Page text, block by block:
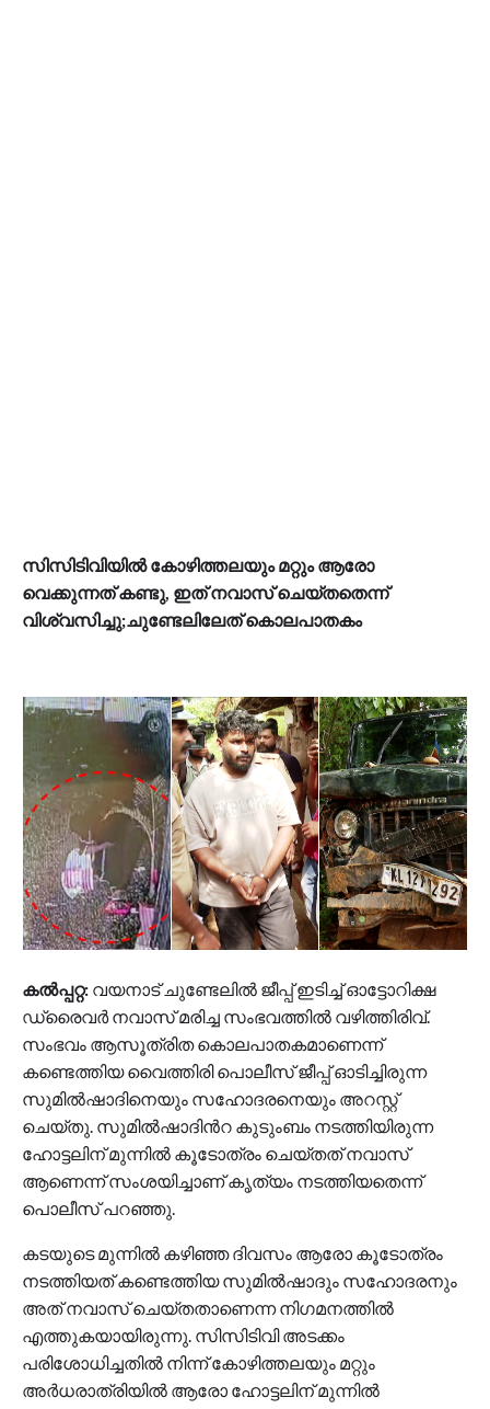
സിസിടിവിയിൽ കോഴിത്തലയും മറ്റും ആരോ
വെക്കുന്നത് കണ്ടു, ഇത് നവാസ് ചെയ്തതെന്ന്
വിശ്വസിച്ചു;ചുണ്ടേലിലേത് കൊലപാതകം
കൽപ്പറ്റ: വയനാട് ചുണ്ടേലിൽ ജീപ്പ് ഇടിച്ച് ഓട്ടോറിക്ഷ
ഡ്രൈവർ നവാസ് മരിച്ച സംഭവത്തിൽ വഴിത്തിരിവ്.
സംഭവം ആസൂത്രിത കൊലപാതകമാണെന്ന്
കണ്ടെത്തിയ വൈത്തിരി പൊലീസ് ജീപ്പ് ഓടിച്ചിരുന്ന
സുമില്‍ഷാദിനെയും സഹോദരനെയും അറസ്റ്റ്
ചെയ്തു. സുമില്‍ഷാദിന്‍റ കുടുംബം നടത്തിയിരുന്ന
ഹോട്ടലിന് മുന്നില്‍ കൂടോത്രം ചെയ്തത് നവാസ്
ആണെന്ന് സംശയിച്ചാ‌ണ് കൃത്യം നടത്തിയതെന്ന്
പൊലീസ് പറഞ്ഞു.
കടയുടെ മുന്നില്‍ കഴിഞ്ഞ ദിവസം ആരോ കൂടോത്രം
നടത്തിയത് കണ്ടെത്തിയ സുമില്‍ഷാദും സഹോദരനും
അത് നവാസ് ചെയ്തതാണെന്ന നിഗമനത്തില്‍
എത്തുകയായിരുന്നു. സിസിടിവി അടക്കം
പരിശോധിച്ചതിൽ നിന്ന് കോഴിത്തലയും മറ്റും
അ‍ർധരാത്രിയില്‍ ആരോ ഹോട്ടലിന് മുന്നിൽ